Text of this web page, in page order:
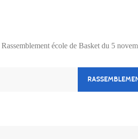
Rassemblement école de Basket du 5